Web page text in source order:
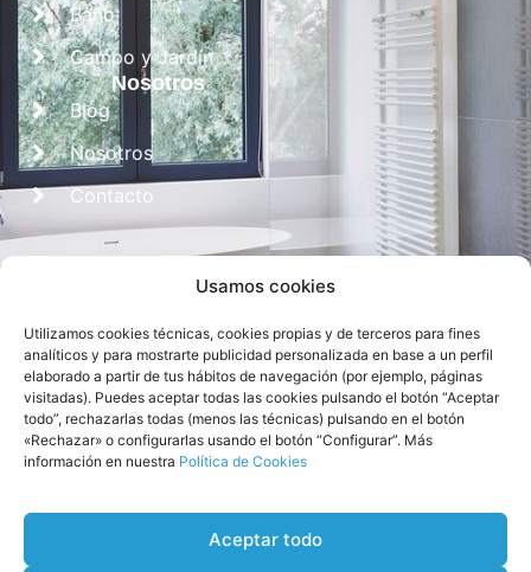
Usamos cookies
Utilizamos cookies técnicas, cookies propias y de terceros para fines
analíticos y para mostrarte publicidad personalizada en base a un perfil
elaborado a partir de tus hábitos de navegación (por ejemplo, páginas
visitadas). Puedes aceptar todas las cookies pulsando el botón “Aceptar
todo”, rechazarlas todas (menos las técnicas) pulsando en el botón
«Rechazar» o configurarlas usando el botón “Configurar”. Más
información en nuestra Política de Cookies
Aceptar todo
Baño
Campo y Jardín
Nosotros
Blog
Nosotros
Contacto
Diseñado porCROS Solutions